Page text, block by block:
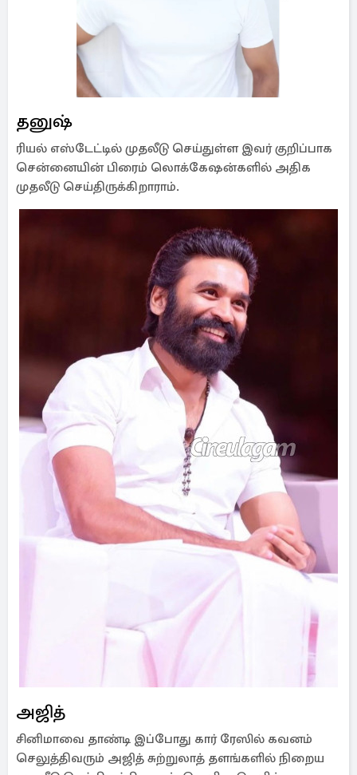
தனுஷ்
ரியல் எஸ்டேட்டில் முதலீடு செய்துள்ள இவர் குறிப்பாக
சென்னையின் பிரைம் லொக்கேஷன்களில் அதிக
முதலீடு செய்திருக்கிறாராம்.
அஜித்
சினிமாவை தாண்டி இப்போது கார் ரேஸில் கவனம்
செலுத்திவரும் அஜித் சுற்றுலாத் தளங்களில் நிறைய